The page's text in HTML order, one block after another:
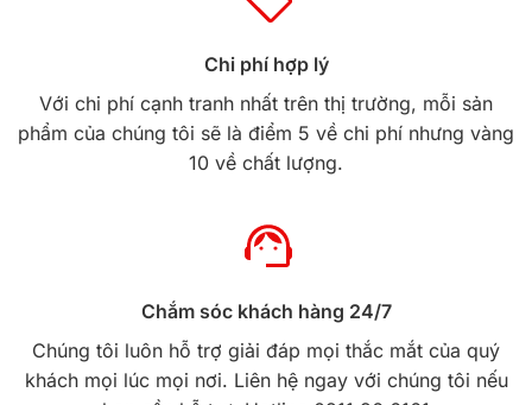
Chi phí hợp lý
Với chi phí cạnh tranh nhất trên thị trường, mỗi sản
phẩm của chúng tôi sẽ là điểm 5 về chi phí nhưng vàng
10 về chất lượng.
Chắm sóc khách hàng 24/7
Chúng tôi luôn hỗ trợ giải đáp mọi thắc mắt của quý
khách mọi lúc mọi nơi. Liên hệ ngay với chúng tôi nếu